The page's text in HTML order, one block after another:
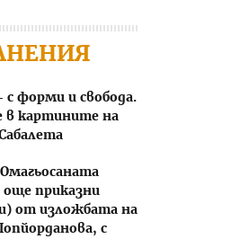
с форми и свобода.
картините на
още приказни
от изложбата на
с